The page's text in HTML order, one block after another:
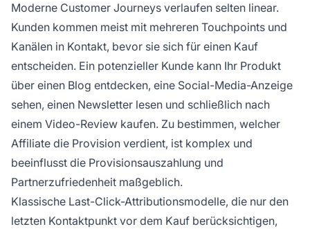
Moderne Customer Journeys verlaufen selten linear.
Kunden kommen meist mit mehreren Touchpoints und
Kanälen in Kontakt, bevor sie sich für einen Kauf
entscheiden. Ein potenzieller Kunde kann Ihr Produkt
über einen Blog entdecken, eine Social-Media-Anzeige
sehen, einen Newsletter lesen und schließlich nach
einem Video-Review kaufen. Zu bestimmen, welcher
Affiliate die Provision verdient, ist komplex und
beeinflusst die Provisionsauszahlung und
Partnerzufriedenheit maßgeblich.
Klassische Last-Click-Attributionsmodelle, die nur den
letzten Kontaktpunkt vor dem Kauf berücksichtigen,